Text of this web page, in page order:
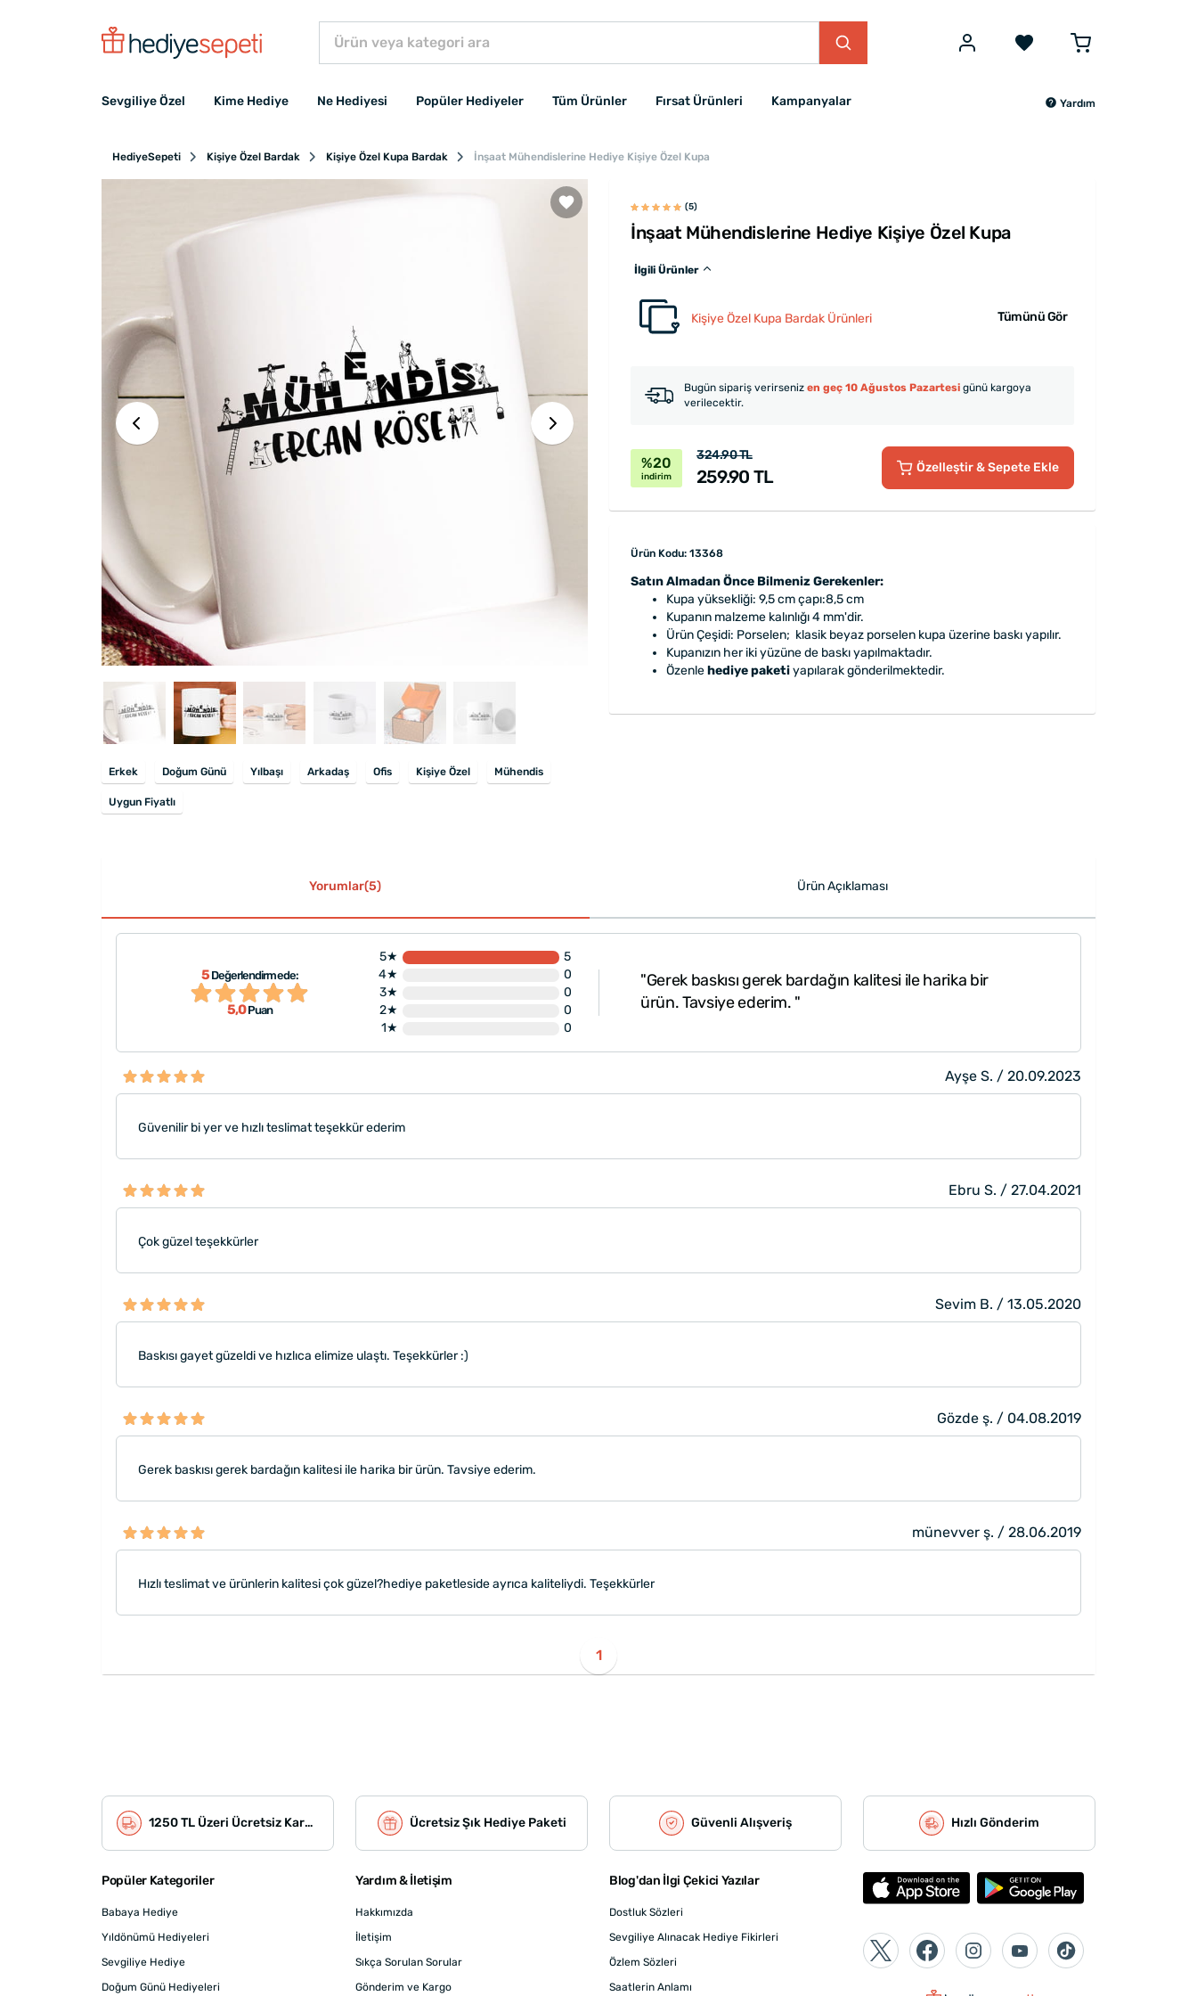
Sevgiliye Özel Kime Hediye Ne Hediyesi Popüler Hediyeler Tüm Ürünler Fırsat Ürünleri Kampanyalar Yardım
HediyeSepeti Kişiye Özel Bardak Kişiye Özel Kupa Bardak İnşaat Mühendislerine Hediye Kişiye Özel Kupa
Erkek Doğum Günü Yılbaşı Arkadaş Ofis Kişiye Özel Mühendis
Uygun Fiyatlı
(5)
İnşaat Mühendislerine Hediye Kişiye Özel Kupa
İlgili Ürünler
Kişiye Özel Kupa Bardak Ürünleri Tümünü Gör
Bugün sipariş verirseniz en geç 10 Ağustos Pazartesi günü kargoya
verilecektir.
%20
indirim
324.90 TL
259.90 TL Özelleştir& Sepete Ekle
Ürün Kodu: 13368
Satın Almadan Önce Bilmeniz Gerekenler:
Kupa yüksekliği: 9,5 cm çapı:8,5 cm
Kupanın malzeme kalınlığı 4 mm'dir.
Ürün Çeşidi: Porselen; klasik beyaz porselen kupa üzerine baskı yapılır.
Kupanızın her iki yüzüne de baskı yapılmaktadır.
Özenlehediye paketiyapılarak gönderilmektedir.
Yorumlar(5) Ürün Açıklaması
5Değerlendirmede:
5,0Puan
5★
5
4★
0
3★
0
2★
0
1★
0
"Baskısı gayet güzeldi ve hızlıca elimize ulaştı.
Teşekkürler :)"
"Gerek baskısı gerek bardağın kalitesi ile harika bir
ürün. Tavsiye ederim. "
Ayşe S. / 20.09.2023
Güvenilir bi yer ve hızlı teslimat teşekkür ederim
Ebru S. / 27.04.2021
Çok güzel teşekkürler
Sevim B. / 13.05.2020
Baskısı gayet güzeldi ve hızlıca elimize ulaştı. Teşekkürler :)
Gözde ş. / 04.08.2019
Gerek baskısı gerek bardağın kalitesi ile harika bir ürün. Tavsiye ederim.
münevver ş. / 28.06.2019
Hızlı teslimat ve ürünlerin kalitesi çok güzel?hediye paketleside ayrıca kaliteliydi. Teşekkürler
1
1250 TL Üzeri Ücretsiz Kargo Ücretsiz Şık Hediye Paketi Güvenli Alışveriş Hızlı Gönderim
Popüler Kategoriler
Babaya Hediye
Yıldönümü Hediyeleri
Sevgiliye Hediye
Doğum Günü Hediyeleri
Yardım & İletişim
Hakkımızda
İletişim
Sıkça Sorulan Sorular
Gönderim ve Kargo
Blog'dan İlgi Çekici Yazılar
Dostluk Sözleri
Sevgiliye Alınacak Hediye Fikirleri
Özlem Sözleri
Saatlerin Anlamı